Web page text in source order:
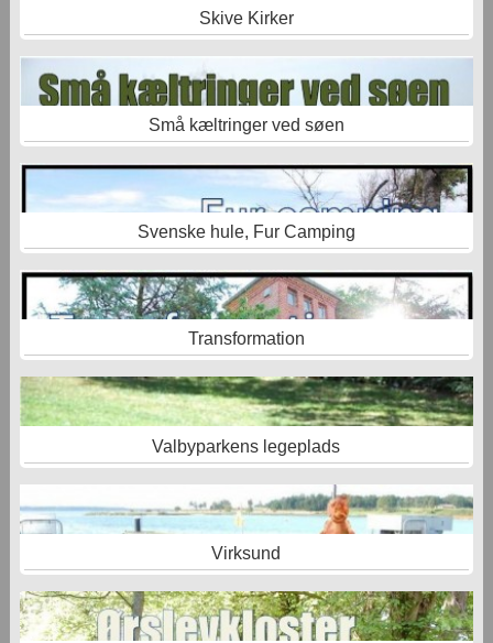
Skive Kirker
Små kæltringer ved søen
Svenske hule, Fur Camping
Transformation
Valbyparkens legeplads
Virksund